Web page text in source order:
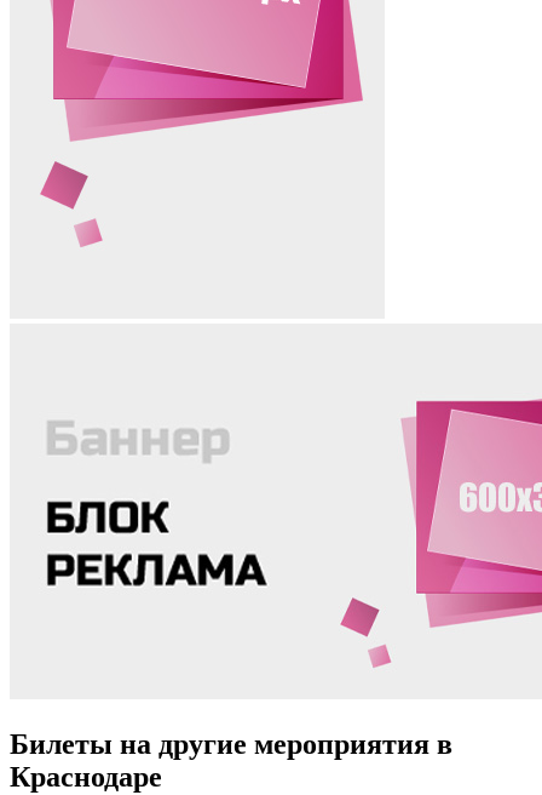
Билеты на другие мероприятия в
Краснодаре